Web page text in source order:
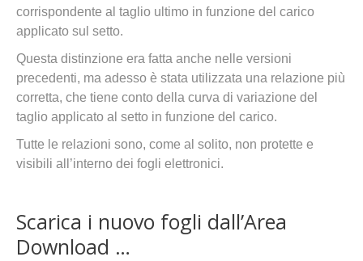
corrispondente al taglio ultimo in funzione del carico
applicato sul setto.
Questa distinzione era fatta anche nelle versioni
precedenti, ma adesso è stata utilizzata una relazione più
corretta, che tiene conto della curva di variazione del
taglio applicato al setto in funzione del carico.
Tutte le relazioni sono, come al solito, non protette e
visibili all’interno dei fogli elettronici.
Scarica i nuovo fogli dall’Area
Download …